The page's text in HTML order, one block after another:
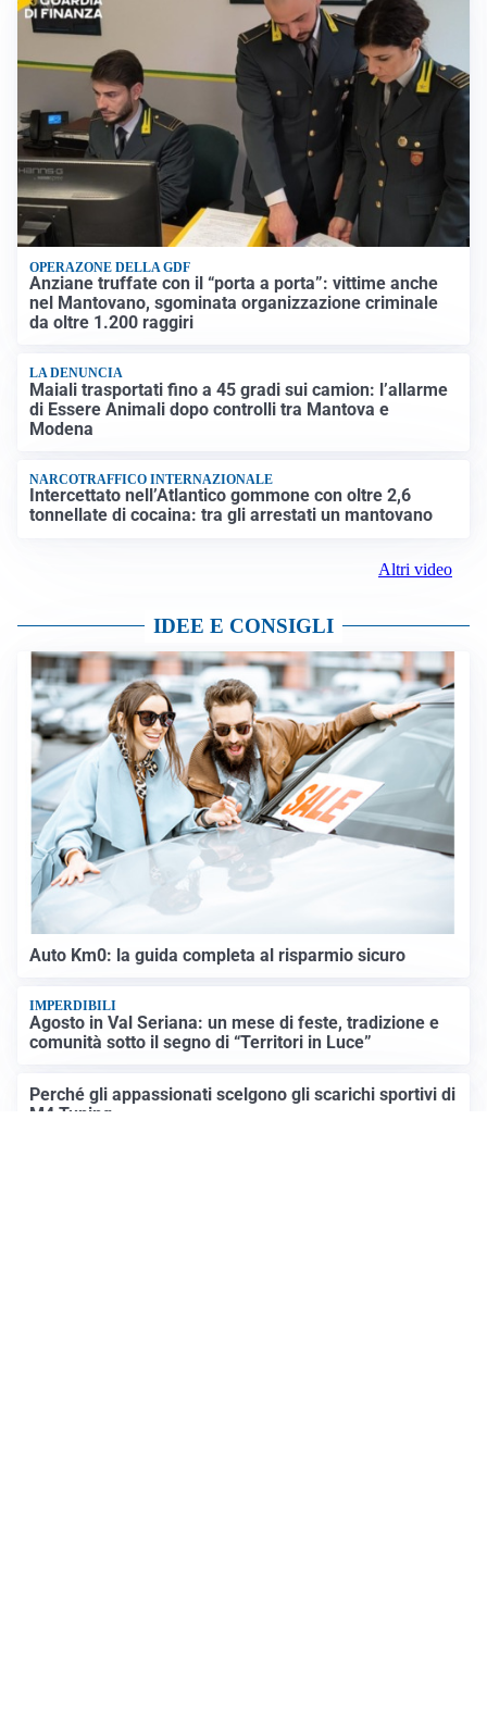
OPERAZONE DELLA GDF
Anziane truffate con il “porta a porta”: vittime anche
nel Mantovano, sgominata organizzazione criminale
da oltre 1.200 raggiri
LA DENUNCIA
Maiali trasportati fino a 45 gradi sui camion: l’allarme
di Essere Animali dopo controlli tra Mantova e
Modena
NARCOTRAFFICO INTERNAZIONALE
Intercettato nell’Atlantico gommone con oltre 2,6
tonnellate di cocaina: tra gli arrestati un mantovano
Altri video
IDEE E CONSIGLI
Auto Km0: la guida completa al risparmio sicuro
IMPERDIBILI
Agosto in Val Seriana: un mese di feste, tradizione e
comunità sotto il segno di “Territori in Luce”
Perché gli appassionati scelgono gli scarichi sportivi di
M4 Tuning